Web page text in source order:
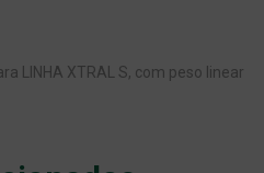
LINHA XTRAL S, com peso linear